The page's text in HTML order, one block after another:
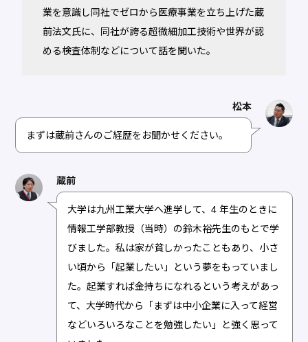
業を意識し同社でゼロから医療事業を立ち上げた蔵
前法文氏に、同社が誇る超微細加工技術や世界が認
める検査体制などについて話を聞いた。
松本
まずは蔵前さんのご経歴をお聞かせください。
蔵前
大学は九州工業大学へ進学して、4 年生のときに
情報工学部教授（当時）の鈴木裕先生のもとで学
びました。私は家が貧しかったこともあり、小さ
い頃から「起業したい」という夢をもっていまし
た。起業すれば金持ちになれるという考えがあっ
て、大学時代から「まずは中小企業に入って経営
などいろいろなことを勉強したい」と強く思って